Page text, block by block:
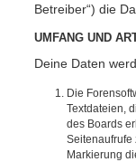
Betreiber“) die
UMFANG UND
Deine Daten
Die
Textdateien,
des Boards
Seitenaufrufe
Markierung